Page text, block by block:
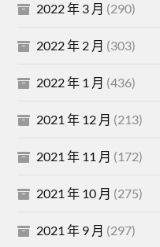
2022 年 3 月 (290)
2022 年 2 月 (303)
2022 年 1 月 (436)
2021 年 12 月 (213)
2021 年 11 月 (172)
2021 年 10 月 (275)
2021 年 9 月 (297)